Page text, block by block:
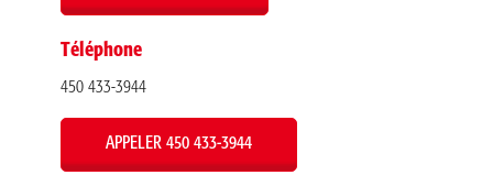
Téléphone
450 433-3944
APPELER 450 433-3944